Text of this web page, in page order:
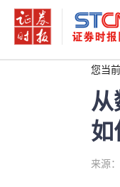
您当
来源